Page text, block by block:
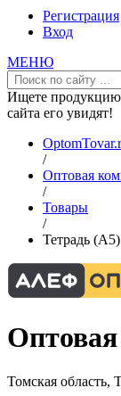
Регистрация
Вход
МЕНЮ
Ищете
сайта его увидят!
/
Оптовая
/
Товары
/
Тетрадь
Томская область,